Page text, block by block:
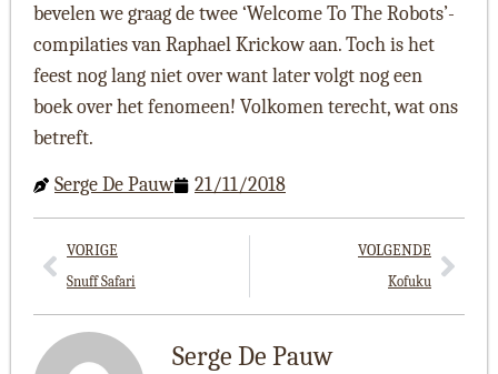
bevelen we graag de twee ‘Welcome To The Robots’-
compilaties van Raphael Krickow aan. Toch is het
feest nog lang niet over want later volgt nog een
boek over het fenomeen! Volkomen terecht, wat ons
betreft.
Serge De Pauw 21/11/2018
VORIGE
Snuff Safari
VOLGENDE
Kofuku
Serge De Pauw